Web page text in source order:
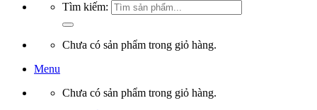
Tìm kiếm:
Chưa có sản phẩm trong giỏ hàng.
Menu
Chưa có sản phẩm trong giỏ hàng.